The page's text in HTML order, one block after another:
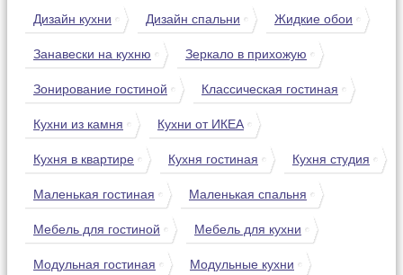
Дизайн кухни Дизайн спальни Жидкие обои
Занавески на кухню Зеркало в прихожую
Зонирование гостиной Классическая гостиная
Кухни из камня Кухни от ИКЕА
Кухня в квартире Кухня гостиная Кухня студия
Маленькая гостиная Маленькая спальня
Мебель для гостиной Мебель для кухни
Модульная гостиная Модульные кухни